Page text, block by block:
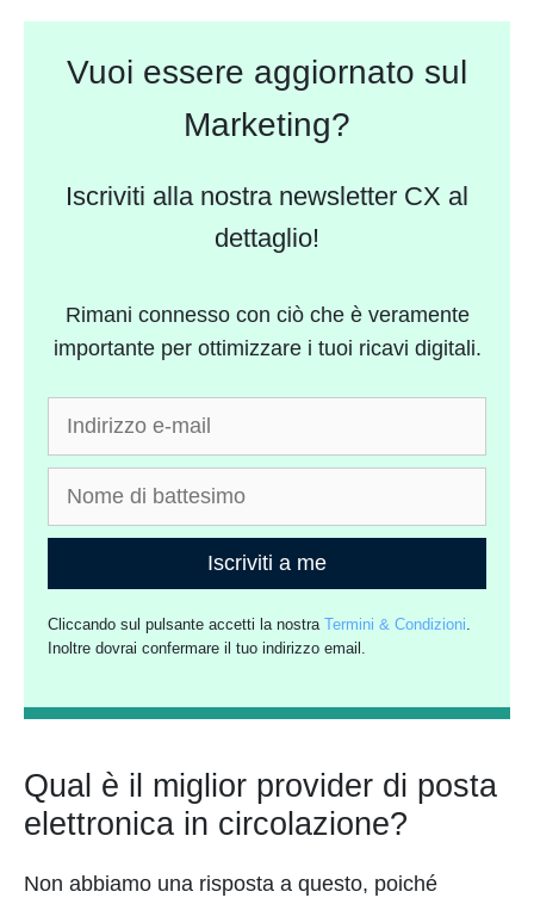
Vuoi essere aggiornato sul
Marketing?
Iscriviti alla nostra newsletter CX al
dettaglio!
Rimani connesso con ciò che è veramente
importante per ottimizzare i tuoi ricavi digitali.
Iscriviti a me
Cliccando sul pulsante accetti la nostraTermini & Condizioni
Inoltre dovrai confermare il tuo indirizzo email.
Qual è il miglior provider di posta
elettronica in circolazione?
Non abbiamo una risposta a questo, poiché